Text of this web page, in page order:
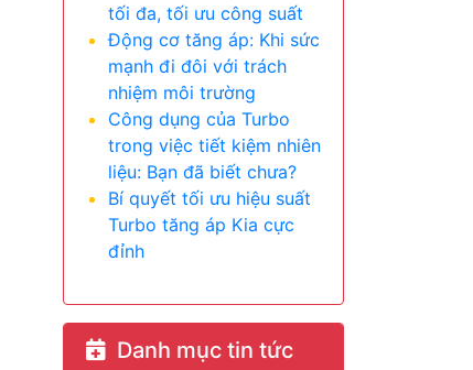
tối đa, tối ưu công suất
Động cơ tăng áp: Khi sức
mạnh đi đôi với trách
nhiệm môi trường
Công dụng của Turbo
trong việc tiết kiệm nhiên
liệu: Bạn đã biết chưa?
Bí quyết tối ưu hiệu suất
Turbo tăng áp Kia cực
đỉnh
Danh mục tin tức